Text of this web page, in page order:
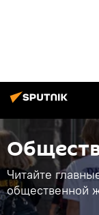
Читайте
общественной